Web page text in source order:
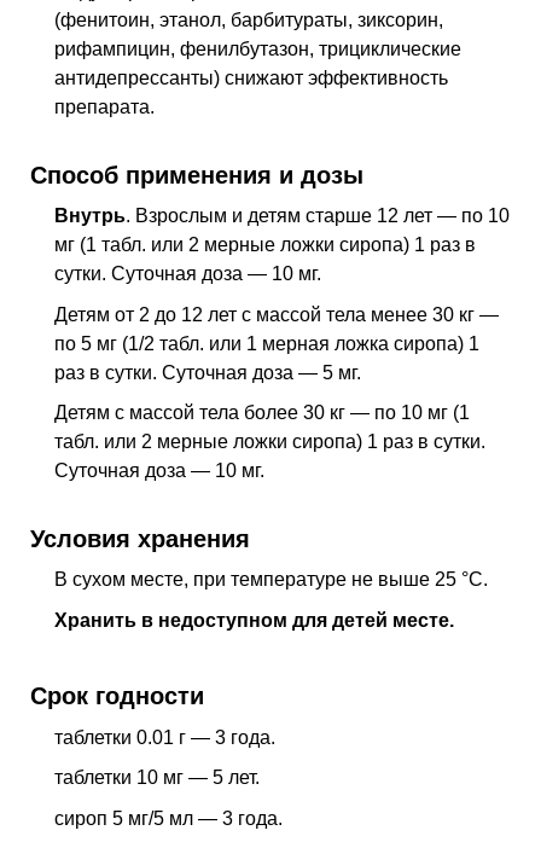
(фенитоин, этанол, барбитураты, зиксорин,
рифампицин, фенилбутазон, трициклические
антидепрессанты) снижают эффективность
препарата.
Способ применения и дозы
Внутрь. Взрослым и детям старше 12 лет — по 10
мг (1 табл. или 2 мерные ложки сиропа) 1 раз в
сутки. Суточная доза — 10 мг.
Детям от 2 до 12 лет с массой тела менее 30 кг —
по 5 мг (1/2 табл. или 1 мерная ложка сиропа) 1
раз в сутки. Суточная доза — 5 мг.
Детям с массой тела более 30 кг — по 10 мг (1
табл. или 2 мерные ложки сиропа) 1 раз в сутки.
Суточная доза — 10 мг.
Условия хранения
В сухом месте, при температуре не выше 25 °C.
Хранить в недоступном для детей месте.
Срок годности
таблетки 0.01 г — 3 года.
таблетки 10 мг — 5 лет.
сироп 5 мг/5 мл — 3 года.